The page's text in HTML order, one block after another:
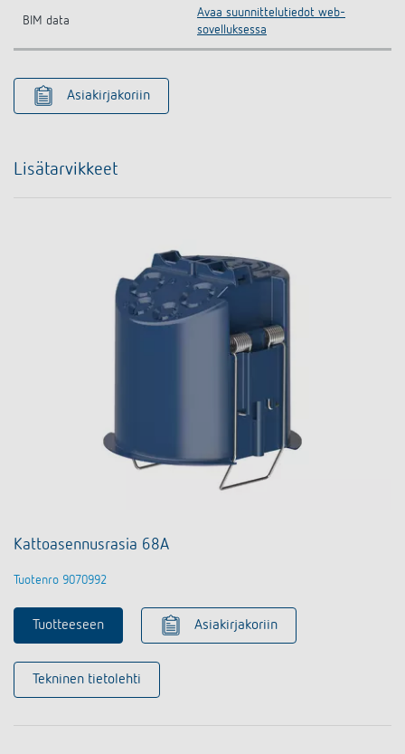
BIM data
Avaa suunnittelutiedot web-
sovelluksessa
Asiakirjakoriin
Lisätarvikkeet
Kattoasennusrasia 68A
Tuotenro 9070992
Tuotteeseen Asiakirjakoriin
Tekninen tietolehti